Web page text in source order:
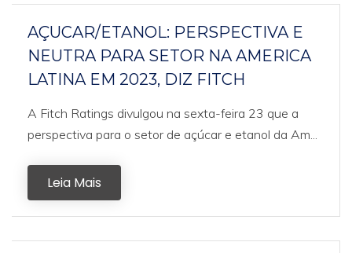
AÇUCAR/ETANOL: PERSPECTIVA E
NEUTRA PARA SETOR NA AMERICA
LATINA EM 2023, DIZ FITCH
A Fitch Ratings divulgou na sexta-feira 23 que a
perspectiva para o setor de açúcar e etanol da Am...
Leia Mais